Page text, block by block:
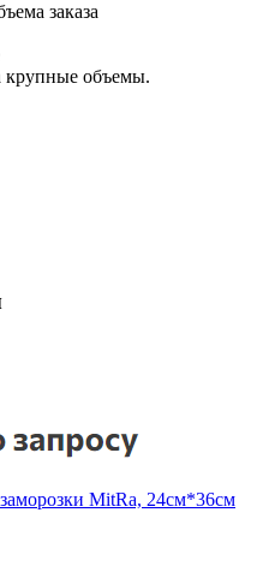
заказа
крупные объемы.
MitRa, 24см*36см